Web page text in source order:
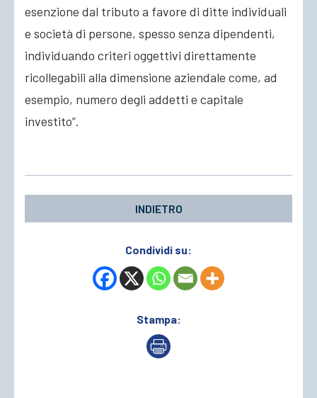
esenzione dal tributo a favore di ditte individuali
e società di persone, spesso senza dipendenti,
individuando criteri oggettivi direttamente
ricollegabili alla dimensione aziendale come, ad
esempio, numero degli addetti e capitale
investito”.
INDIETRO
Condividi su:
Stampa: